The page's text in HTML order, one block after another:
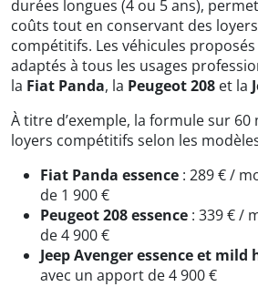
durées longues (4 ou 5 ans),
coûts tout en conservant des
compétitifs. Les véhicules
adaptés à tous les usages
la Fiat Panda, la Peugeot 208 et la
À titre d’exemple, la formule sur
loyers compétitifs selon les
Fiat Panda essence : 289 € /
de 1 900 €
Peugeot 208 essence : 339 € /
de 4 900 €
Jeep Avenger essence et mild
avec un apport de 4 900 €